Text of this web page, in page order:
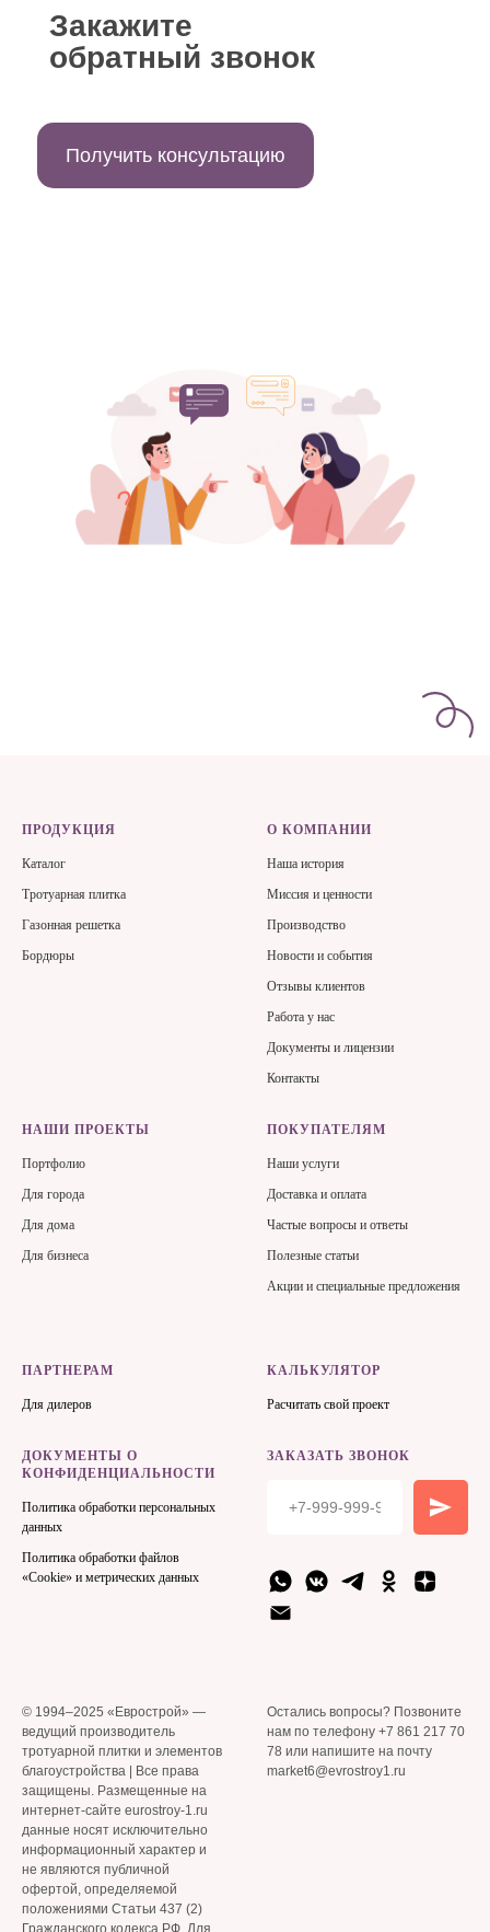
Закажите
обратный звонок
Получить консультацию
?
ПРОДУКЦИЯ
Каталог
Тротуарная плитка
Газонная решетка
Бордюры
О КОМПАНИИ
Наша история
Миссия и ценности
Производство
Новости и события
Отзывы клиентов
Работа у нас
Документы и лицензии
Контакты
НАШИ ПРОЕКТЫ
Портфолио
Для города
Для дома
Для бизнеса
ПОКУПАТЕЛЯМ
Наши услуги
Доставка и оплата
Частые вопросы и ответы
Полезные статьи
Акции и специальные предложения
ПАРТНЕРАМ
Для дилеров
КАЛЬКУЛЯТОР
Расчитать свой проект
ДОКУМЕНТЫ О
КОНФИДЕНЦИАЛЬНОСТИ
Политика обработки персональных
данных
Политика обработки файлов
«Cookie» и метрических данных
ЗАКАЗАТЬ ЗВОНОК
© 1994–2025 «Еврострой» —
ведущий производитель
тротуарной плитки и элементов
благоустройства | Все права
защищены. Размещенные на
интернет-сайте eurostroy-1.ru
данные носят исключительно
информационный характер и
не являются публичной
офертой, определяемой
положениями Статьи 437 (2)
Гражданского кодекса РФ. Для
Остались вопросы? Позвоните
нам по телефону +7 861 217 70
78 или напишите на почту
market6@evrostroy1.ru